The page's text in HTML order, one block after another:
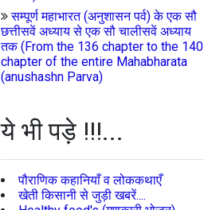
सम्पूर्ण महाभारत (अनुशासन पर्व) के एक सौ
छत्तीसवें अध्याय से एक सौ चालीसवें अध्याय
तक (From the 136 chapter to the 140
chapter of the entire Mahabharata
(anushashn Parva)
ये भी पड़े !!!...
पौराणिक कहानियाँ व लोककथाएँ
खेती किसानी से जुड़ी खबरें....